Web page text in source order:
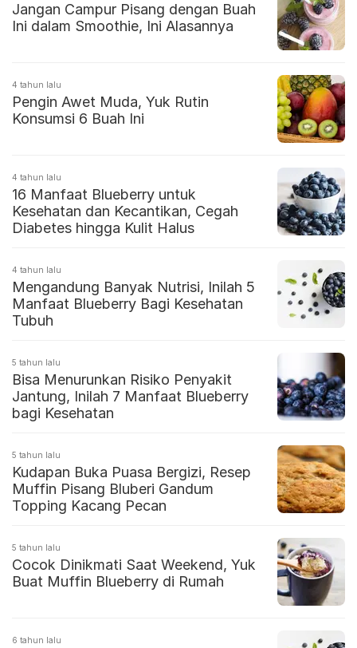
Jangan Campur Pisang dengan Buah
Ini dalam Smoothie, Ini Alasannya
4 tahun lalu
Pengin Awet Muda, Yuk Rutin
Konsumsi 6 Buah Ini
4 tahun lalu
16 Manfaat Blueberry untuk
Kesehatan dan Kecantikan, Cegah
Diabetes hingga Kulit Halus
4 tahun lalu
Mengandung Banyak Nutrisi, Inilah 5
Manfaat Blueberry Bagi Kesehatan
Tubuh
5 tahun lalu
Bisa Menurunkan Risiko Penyakit
Jantung, Inilah 7 Manfaat Blueberry
bagi Kesehatan
5 tahun lalu
Kudapan Buka Puasa Bergizi, Resep
Muffin Pisang Bluberi Gandum
Topping Kacang Pecan
5 tahun lalu
Cocok Dinikmati Saat Weekend, Yuk
Buat Muffin Blueberry di Rumah
6 tahun lalu